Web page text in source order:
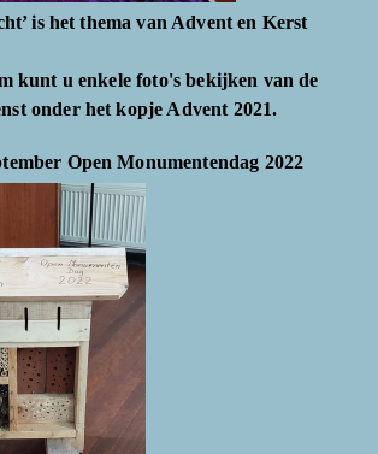
is het thema van Advent en Kerst
kunt u enkele foto's bekijken van de
onder het kopje Advent 2021.
Open Monumentendag 2022